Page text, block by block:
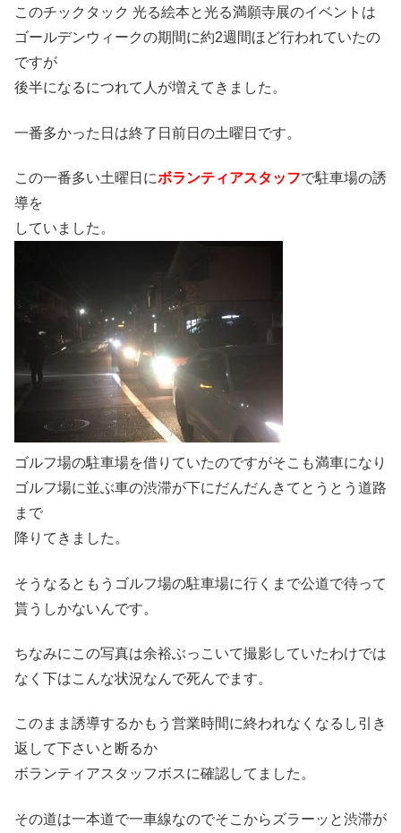
このチックタック 光る絵本と光る満願寺展のイベントは
ゴールデンウィークの期間に約2週間ほど行われていたの
ですが
後半になるにつれて人が増えてきました。
一番多かった日は終了日前日の土曜日です。
この一番多い土曜日にボランティアスタッフで駐車場の誘
導を
していました。
ゴルフ場の駐車場を借りていたのですがそこも満車になり
ゴルフ場に並ぶ車の渋滞が下にだんだんきてとうとう道路
まで
降りてきました。
そうなるともうゴルフ場の駐車場に行くまで公道で待って
貰うしかないんです。
ちなみにこの写真は余裕ぶっこいて撮影していたわけでは
なく下はこんな状況なんで死んでます。
このまま誘導するかもう営業時間に終われなくなるし引き
返して下さいと断るか
ボランティアスタッフボスに確認してました。
その道は一本道で一車線なのでそこからズラーッと渋滞が